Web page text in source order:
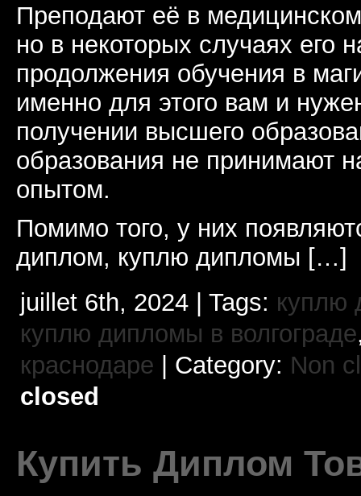
Преподают её в
но в некоторых случаях его
продолжения обучения в
именно для этого вам и
получении высшего
образования не принимают
опытом.
Помимо того, у них
диплом, куплю дипломы […]
juillet 6th, 2024 | Tags: куплю
куплю дипломы в волгограде
краснодаре | Category: Non
closed
Купить Диплом